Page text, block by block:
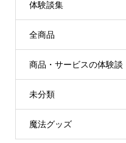
体験談集
全商品
商品・サービスの体験談
未分類
魔法グッズ